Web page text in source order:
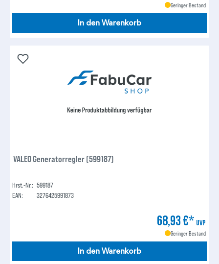
Geringer Bestand
In den Warenkorb
VALEO Generatorregler (599187)
Hrst.-Nr.: 599187
EAN:
3276425991873
68,93 €* UVP
Geringer Bestand
In den Warenkorb